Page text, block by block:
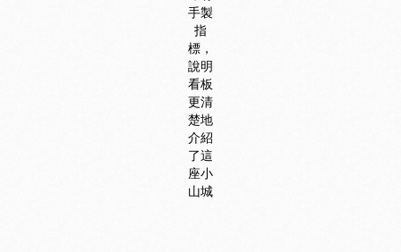
手製
指
標，
說明
看板
更清
楚地
介紹
了這
座小
山城